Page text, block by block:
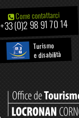
Come contattarci
+33 (0)2 98 91 70 14
Turismo
e disabilità